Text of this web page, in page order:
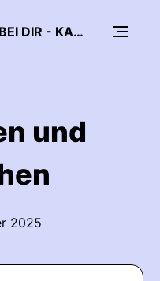
MIT DIR, FÜR DICH, BEI DIR - KAPELLENGESPRÄCHE STAFFEL 2
und
2025